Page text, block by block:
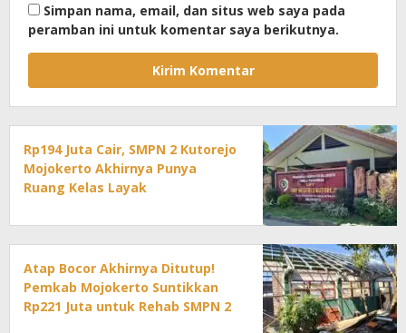
Simpan nama, email, dan situs web saya pada
peramban ini untuk komentar saya berikutnya.
Rp194 Juta Cair, SMPN 2 Kutorejo
Mojokerto Akhirnya Punya
Ruang Kelas Layak
Atap Bocor Akhirnya Ditutup!
Pemkab Mojokerto Suntikkan
Rp221 Juta untuk Rehab SMPN 2